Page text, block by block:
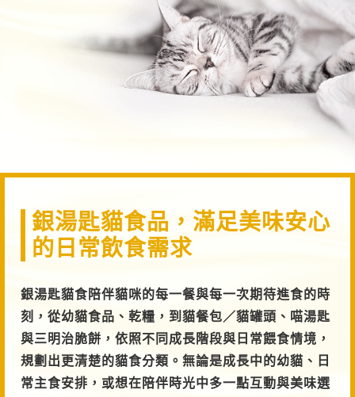
銀湯匙貓食品，滿足美味安心
的日常飲食需求
銀湯匙貓食陪伴貓咪的每一餐與每一次期待進食的時
刻，從幼貓食品、乾糧，到貓餐包／貓罐頭、喵湯匙
與三明治脆餅，依照不同成長階段與日常餵食情境，
規劃出更清楚的貓食分類。無論是成長中的幼貓、日
常主食安排，或想在陪伴時光中多一點互動與美味選